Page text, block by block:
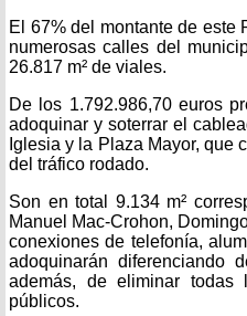
El 67% del montante de este
numerosas calles del
26.817 m² de viales.
De los 1.792.986,70 euros
adoquinar y soterrar el
Iglesia y la Plaza Mayor, que
del tráfico rodado.
Son en total 9.134 m²
Manuel Mac-Crohon,
conexiones de telefonía,
adoquinarán diferenciando
además, de eliminar todas
públicos.